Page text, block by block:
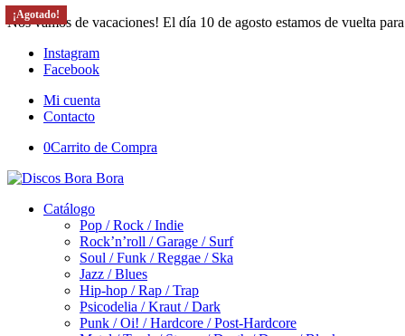
Nos vamos de vacaciones! El día 10 de agosto estamos de vuelta
Instagram
Facebook
Mi cuenta
Contacto
0Carrito de Compra
Catálogo
Pop / Rock / Indie
Rock’n’roll / Garage / Surf
Soul / Funk / Reggae / Ska
Jazz / Blues
Hip-hop / Rap / Trap
Psicodelia / Kraut / Dark
Punk / Oi! / Hardcore / Post-Hardcore
¡Agotado!
¡Agotado!
¡Agotado!